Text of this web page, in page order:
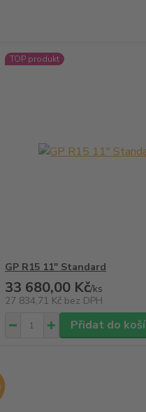
TOP produkt
GP R15 11" Standard
33 680,00 Kč/ks
27 834,71 Kč bez DPH
Přidat do